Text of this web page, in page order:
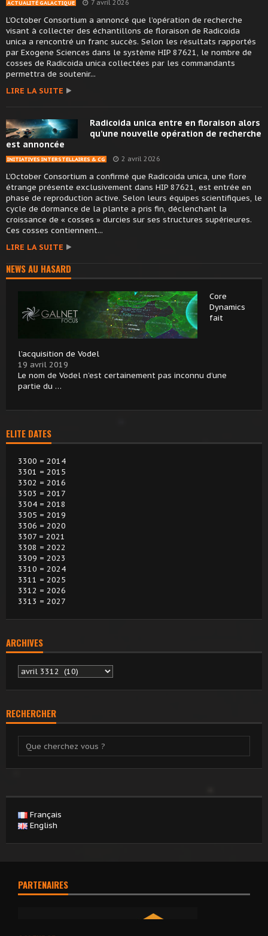
ACTUALITÉ GALACTIQUE 7 avril 2026
L’October Consortium a annoncé que l’opération de recherche
visant à collecter des échantillons de floraison de Radicoida
unica a rencontré un franc succès. Selon les résultats rapportés
par Exogene Sciences dans le système HIP 87621, le nombre de
cosses de Radicoida unica collectées par les commandants
permettra de soutenir...
LIRE LA SUITE
Radicoida unica entre en floraison alors
qu’une nouvelle opération de recherche
est annoncée
INITIATIVES INTERSTELLAIRES & CG 2 avril 2026
L’October Consortium a confirmé que Radicoida unica, une flore
étrange présente exclusivement dans HIP 87621, est entrée en
phase de reproduction active. Selon leurs équipes scientifiques, le
cycle de dormance de la plante a pris fin, déclenchant la
croissance de « cosses » durcies sur ses structures supérieures.
Ces cosses contiennent...
LIRE LA SUITE
NEWS AU HASARD
Core
Dynamics
fait
l’acquisition de Vodel
19 avril 2019
Le nom de Vodel n’est certainement pas inconnu d’une
partie du …
ELITE DATES
3300 = 2014
3301 = 2015
3302 = 2016
3303 = 2017
3304 = 2018
3305 = 2019
3306 = 2020
3307 = 2021
3308 = 2022
3309 = 2023
3310 = 2024
3311 = 2025
3312 = 2026
3313 = 2027
ARCHIVES
Archives
RECHERCHER
Français
English
PARTENAIRES